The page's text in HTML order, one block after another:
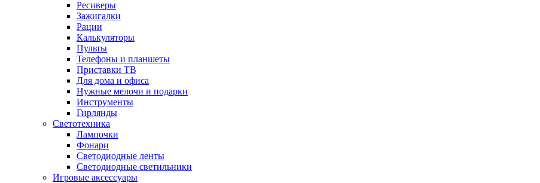
Ресиверы
Зажигалки
Рации
Калькуляторы
Пульты
Телефоны и планшеты
Приставки ТВ
Для дома и офиса
Нужные мелочи и подарки
Инструменты
Гирлянды
Светотехника
Лампочки
Фонари
Светодиодные ленты
Светодиодные светильники
Игровые аксессуары